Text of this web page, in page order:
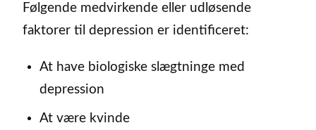
Følgende medvirkende eller udløsende
faktorer til depression er identificeret:
At have biologiske slægtninge med
depression
At være kvinde